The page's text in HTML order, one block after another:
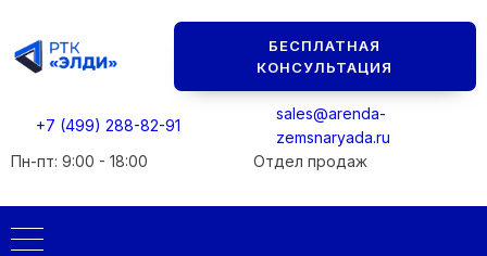
+7 (499) 288-82-91
sales@arenda-
zemsnaryada.ru
Пн-пт: 9:00 - 18:00
Отдел продаж
БЕСПЛАТНАЯ
КОНСУЛЬТАЦИЯ
Мы перезвоним вам в ближайшее рабочее время.
Консультация БЕСПЛАТНАЯ
Мы перезвоним вам в ближайшее рабочее время.
Консультация БЕСПЛАТНАЯ